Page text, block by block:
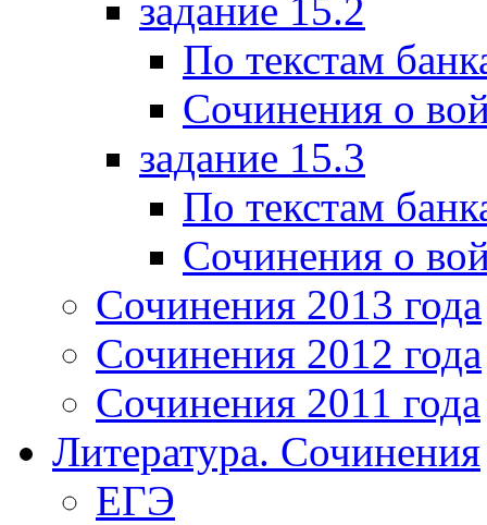
задание 15.2
По текстам
Сочинения о
задание 15.3
По текстам
Сочинения о
Сочинения 2013 года
Сочинения 2012 года
Сочинения 2011 года
Литература. Сочинения
ЕГЭ